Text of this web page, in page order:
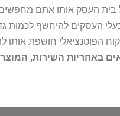
העסק אותו אתם
העסקים להיחשף לכמות
הפוטנציאלי חושפת אותו
באחריות השירות,